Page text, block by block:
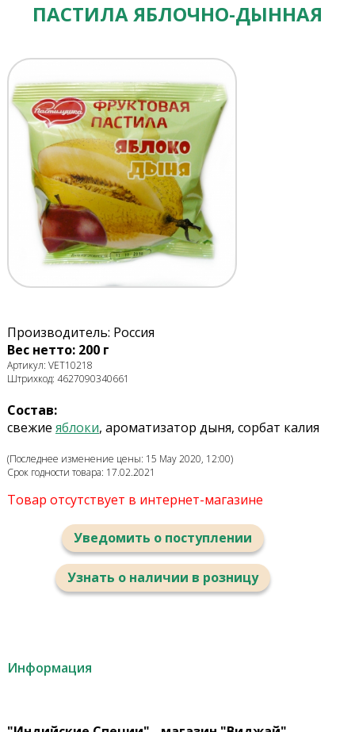
ПАСТИЛА ЯБЛОЧНО-ДЫННАЯ
Производитель: Россия
Вес нетто: 200 г
Артикул: VET10218
Штрихкод: 4627090340661
Состав:
свежие яблоки, ароматизатор дыня, сорбат калия
(Последнее изменение цены: 15 May 2020, 12:00)
Срок годности товара: 17.02.2021
Товар отсутствует в интернет-магазине
Уведомить о поступлении
Узнать о наличии в розницу
Информация